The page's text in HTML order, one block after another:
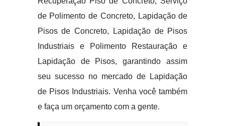
de Polimento de Concreto, Lapidação de
Pisos de Concreto, Lapidação de Pisos
Industriais e Polimento Restauração e
Lapidação de Pisos, garantindo assim
seu sucesso no mercado de Lapidação
de Pisos Industriais. Venha você também
e faça um orçamento com a gente.